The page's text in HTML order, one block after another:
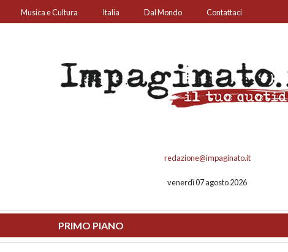
Musica e Cultura Italia Dal Mondo Contattaci
redazione@impaginato.it
venerdì 07 agosto 2026
PRIMO PIANO